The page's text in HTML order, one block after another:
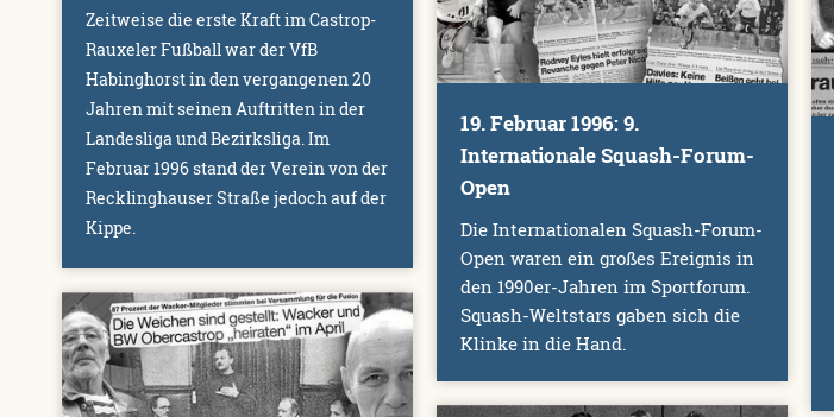
Zeitweise die erste Kraft im Castrop-
Rauxeler Fußball war der VfB
Habinghorst in den vergangenen 20
Jahren mit seinen Auftritten in der
Landesliga und Bezirksliga. Im
Februar 1996 stand der Verein von der
Recklinghauser Straße jedoch auf der
Kippe.
19. Februar 1996: 9.
Internationale Squash-Forum-
Open
Die Internationalen Squash-Forum-
Open waren ein großes Ereignis in
den 1990er-Jahren im Sportforum.
Squash-Weltstars gaben sich die
Klinke in die Hand.